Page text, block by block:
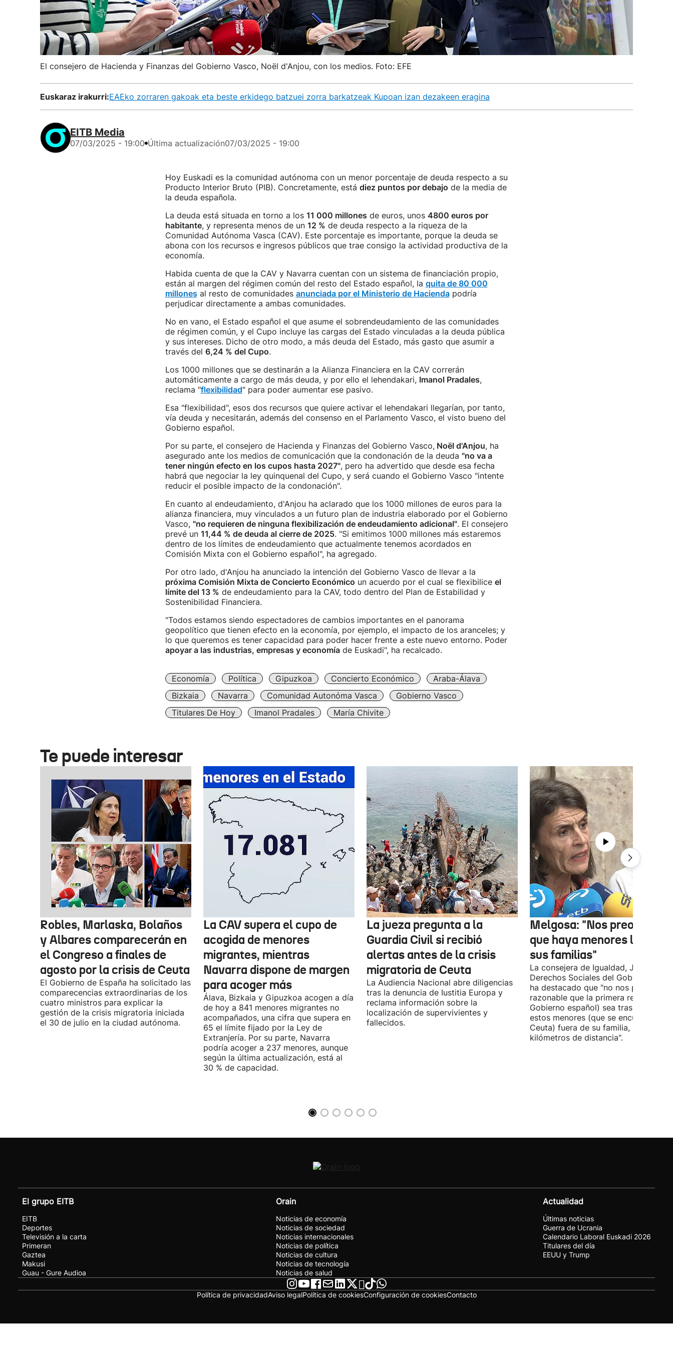
El consejero de Hacienda y Finanzas del Gobierno Vasco, Noël d'Anjou, con los medios. Foto: EFE
Euskaraz irakurri:EAEko zorraren gakoak eta beste erkidego batzuei zorra barkatzeak Kupoan izan dezakeen eragina
EITB Media
07/03/2025 - 19:00 Última actualización07/03/2025 - 19:00
Hoy Euskadi es la comunidad autónoma con un menor porcentaje de deuda respecto a su
Producto Interior Bruto (PIB). Concretamente, está diez puntos por debajo de la media de
la deuda española.
La deuda está situada en torno a los 11 000 millones de euros, unos 4800 euros por
habitante, y representa menos de un 12 % de deuda respecto a la riqueza de la
Comunidad Autónoma Vasca (CAV). Este porcentaje es importante, porque la deuda se
abona con los recursos e ingresos públicos que trae consigo la actividad productiva de la
economía.
Habida cuenta de que la CAV y Navarra cuentan con un sistema de financiación propio,
están al margen del régimen común del resto del Estado español, la quita de 80 000
millonesal resto de comunidades anunciada por el Ministerio de Haciendapodría
perjudicar directamente a ambas comunidades.
No en vano, el Estado español el que asume el sobrendeudamiento de las comunidades
de régimen común, y el Cupo incluye las cargas del Estado vinculadas a la deuda pública
y sus intereses. Dicho de otro modo, a más deuda del Estado, más gasto que asumir a
través del 6,24 % del Cupo.
Los 1000 millones que se destinarán a la Alianza Financiera en la CAV correrán
automáticamente a cargo de más deuda, y por ello el lehendakari, Imanol Pradales,
reclama "flexibilidad" para poder aumentar ese pasivo.
Esa "flexibilidad", esos dos recursos que quiere activar el lehendakari llegarían, por tanto,
vía deuda y necesitarán, además del consenso en el Parlamento Vasco, el visto bueno del
Gobierno español.
Por su parte, el consejero de Hacienda y Finanzas del Gobierno Vasco,Noël d'Anjou, ha
asegurado ante los medios de comunicación que la condonación de la deuda "no va a
tener ningún efecto en los cupos hasta 2027", pero ha advertido que desde esa fecha
habrá que negociar la ley quinquenal del Cupo, y será cuando el Gobierno Vasco "intente
reducir el posible impacto de la condonación".
En cuanto al endeudamiento, d'Anjou ha aclarado que los 1000 millones de euros para la
alianza financiera, muy vinculados a un futuro plan de industria elaborado por el Gobierno
Vasco, "no requieren de ninguna flexibilización de endeudamiento adicional". El consejero
prevé un 11,44 % de deuda al cierre de 2025. "Si emitimos 1000 millones más estaremos
dentro de los límites de endeudamiento que actualmente tenemos acordados en
Comisión Mixta con el Gobierno español", ha agregado.
Por otro lado, d'Anjou ha anunciado la intención del Gobierno Vasco de llevar a la
próxima Comisión Mixta de Concierto Económico un acuerdo por el cual se flexibilice el
límite del 13 % de endeudamiento para la CAV, todo dentro del Plan de Estabilidad y
Sostenibilidad Financiera.
"Todos estamos siendo espectadores de cambios importantes en el panorama
geopolítico que tienen efecto en la economía, por ejemplo, el impacto de los aranceles; y
lo que queremos es tener capacidad para poder hacer frente a este nuevo entorno. Poder
apoyar a las industrias, empresas y economíade Euskadi", ha recalcado.
Economía Política Gipuzkoa Concierto Económico
Araba-Álava
Bizkaia
Navarra Comunidad Autonóma Vasca
Gobierno Vasco
Titulares De Hoy
Imanol Pradales María Chivite
Te puede interesar
Robles, Marlaska, Bolaños
y Albares comparecerán en
el Congreso a finales de
agosto por la crisis de Ceuta
El Gobierno de España ha solicitado las
comparecencias extraordinarias de los
cuatro ministros para explicar la
gestión de la crisis migratoria iniciada
el 30 de julio en la ciudad autónoma.
La CAV supera el cupo de
acogida de menores
migrantes, mientras
Navarra dispone de margen
para acoger más
Álava, Bizkaia y Gipuzkoa acogen a día
de hoy a 841 menores migrantes no
acompañados, una cifra que supera en
65 el límite fijado por la Ley de
Extranjería. Por su parte, Navarra
podría acoger a 237 menores, aunque
según la última actualización, está al
30 % de capacidad.
La jueza pregunta a la
Guardia Civil si recibió
alertas antes de la crisis
migratoria de Ceuta
La Audiencia Nacional abre diligencias
tras la denuncia de Iustitia Europa y
reclama información sobre la
localización de supervivientes y
fallecidos.
Melgosa: "Nos preocupa
que haya menores lejos de
sus familias"
La consejera de Igualdad, Justicia y
Derechos Sociales del Gobierno
ha destacado que "no nos parece
razonable que la primera respuesta
Gobierno español) sea trasladar a
estos menores (que se encuentran en
Ceuta) fuera de su familia, a miles de
kilómetros de distancia".
El grupo EITB
EITB
Deportes
Televisión a la carta
Primeran
Gaztea
Makusi
Guau - Gure Audioa
Orain
Noticias de economía
Noticias de sociedad
Noticias internacionales
Noticias de política
Noticias de cultura
Noticias de tecnología
Noticias de salud
Actualidad
Últimas noticias
Guerra de Ucrania
Calendario Laboral Euskadi 2026
Titulares del día
EEUU y Trump
Política de privacidadAviso legalPolítica de cookiesConfiguración de cookiesContacto